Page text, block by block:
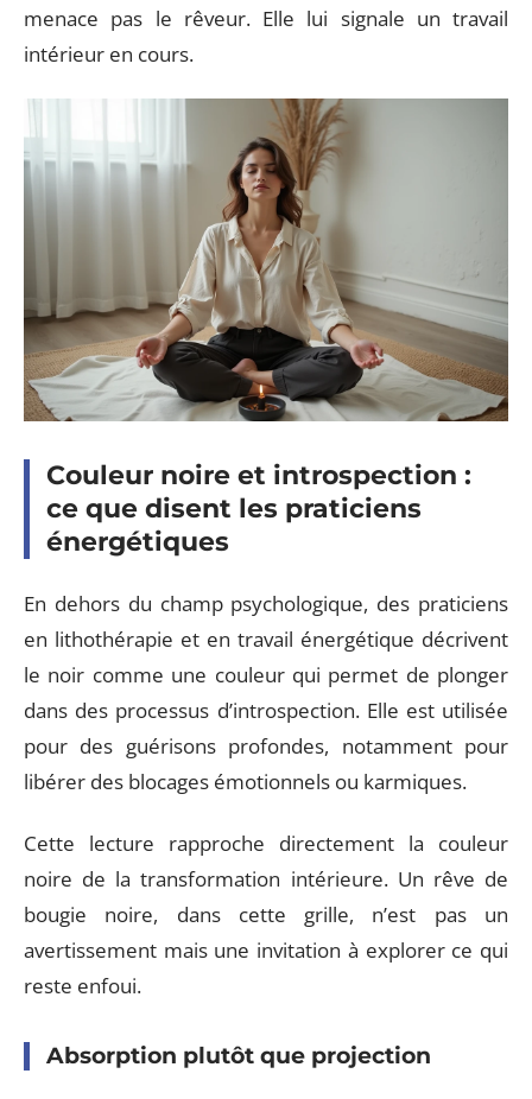
menace pas le rêveur. Elle lui signale un travail
intérieur en cours.
Couleur noire et introspection :
ce que disent les praticiens
énergétiques
En dehors du champ psychologique, des praticiens
en lithothérapie et en travail énergétique décrivent
le noir comme une couleur qui permet de plonger
dans des processus d’introspection. Elle est utilisée
pour des guérisons profondes, notamment pour
libérer des blocages émotionnels ou karmiques.
Cette lecture rapproche directement la couleur
noire de la transformation intérieure. Un rêve de
bougie noire, dans cette grille, n’est pas un
avertissement mais une invitation à explorer ce qui
reste enfoui.
Absorption plutôt que projection